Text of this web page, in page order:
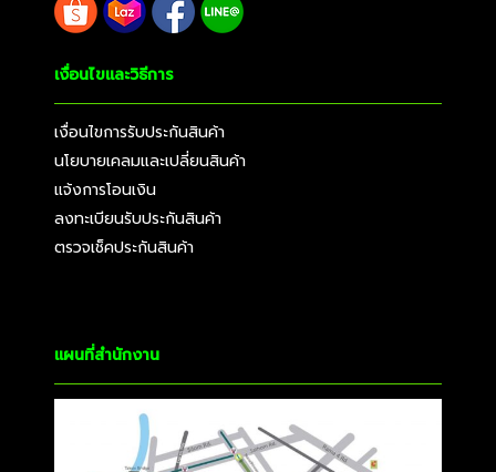
เงื่อนไขและวิธีการ
เงื่อนไขการรับประกันสินค้า
นโยบายเคลมและเปลี่ยนสินค้า
แจ้งการโอนเงิน
ลงทะเบียนรับประกันสินค้า
ตรวจเช็คประกันสินค้า
แผนที่สำนักงาน